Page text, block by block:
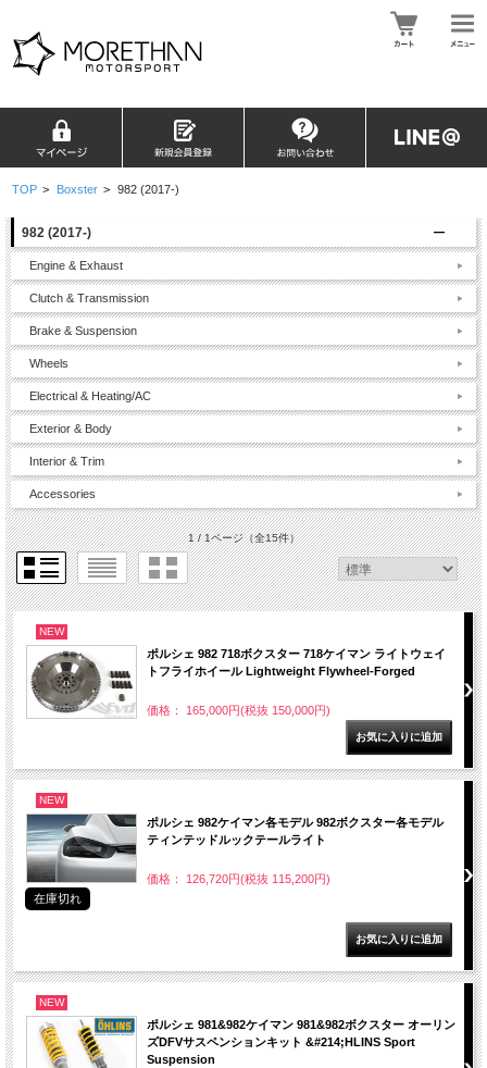
TOP > Boxster > 982 (2017-)
982 (2017-)
Engine & Exhaust
Clutch & Transmission
Brake & Suspension
Wheels
Electrical & Heating/AC
Exterior & Body
Interior & Trim
Accessories
1 / 1ページ（全15件）
NEW
ポルシェ 982 718ボクスター 718ケイマン ライトウェイ
トフライホイール Lightweight Flywheel-Forged
価格： 165,000円(税抜 150,000円)
NEW
ポルシェ 982ケイマン各モデル 982ボクスター各モデル
ティンテッドルックテールライト
価格： 126,720円(税抜 115,200円)
在庫切れ
NEW
ポルシェ 981&982ケイマン 981&982ボクスター オーリン
ズDFVサスペンションキット &#214;HLINS Sport
Suspension